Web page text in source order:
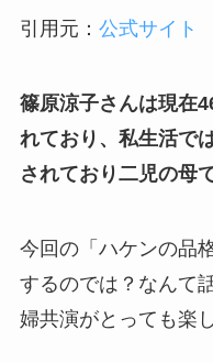
引用元： 公式サイト
篠原涼子さんは現在
れており、私生活で
されており二児の母
今回の「ハケンの品
するのでは？なんて
婦共演がとっても楽